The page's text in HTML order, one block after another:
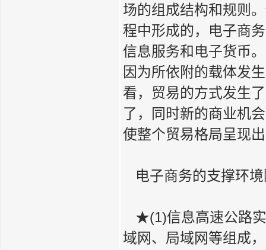
场的组成结构和规则
程中形成的，电子商
信息服务和电子货币
因为所依附的载体发
看，贸易的方式发生
了，同时新的商业机
使整个贸易格局呈现
电子商务的支撑环
★(1)信息高速公路实
域网、局域网等组成